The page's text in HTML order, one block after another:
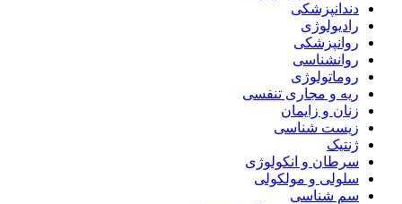
دندانپزشکی
رادیولوژی
روانپزشکی
روانشناسی
روماتولوژی
ریه و مجاری تنفسی
زنان و زایمان
زیست شناسی
ژنتیک
سرطان و انکولوژی
سلولی و مولکولی
سم شناسی